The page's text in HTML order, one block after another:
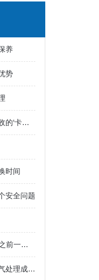
养
势
全自动喷粉设备流水线回收的‘卡点’问题
时间
安全问题
安装uv光氧催化处理设备之前一定要检查
山东天成涂装催化燃烧废气处理成套设备